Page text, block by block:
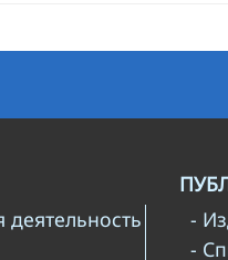
деятельность
-
-